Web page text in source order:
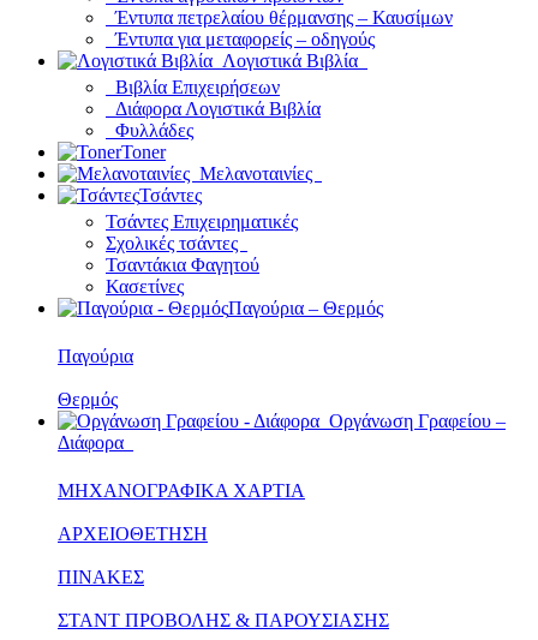
Έντυπα πετρελαίου θέρμανσης – Καυσίμων
Έντυπα για μεταφορείς – οδηγούς
Λογιστικά Βιβλία
Βιβλία Επιχειρήσεων
Διάφορα Λογιστικά Βιβλία
Φυλλάδες
Toner
Μελανοταινίες
Τσάντες
Τσάντες Επιχειρηματικές
Σχολικές τσάντες
Τσαντάκια Φαγητού
Κασετίνες
Παγούρια – Θερμός
Παγούρια
Θερμός
Οργάνωση Γραφείου –
Διάφορα
ΜΗΧΑΝΟΓΡΑΦΙΚΑ ΧΑΡΤΙΑ
ΑΡΧΕΙΟΘΕΤΗΣΗ
ΠΙΝΑΚΕΣ
ΣΤΑΝΤ ΠΡΟΒΟΛΗΣ & ΠΑΡΟΥΣΙΑΣΗΣ